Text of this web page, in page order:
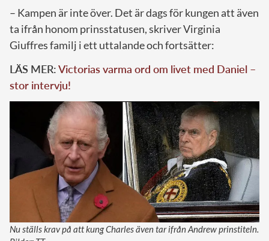
– Kampen är inte över. Det är dags för kungen att även
ta ifrån honom prinsstatusen, skriver Virginia
Giuffres familj i ett uttalande och fortsätter:
LÄS MER:Victorias varma ord om livet med Daniel –
stor intervju!
Nu ställs krav på att kung Charles även tar ifrån Andrew prinstiteln.